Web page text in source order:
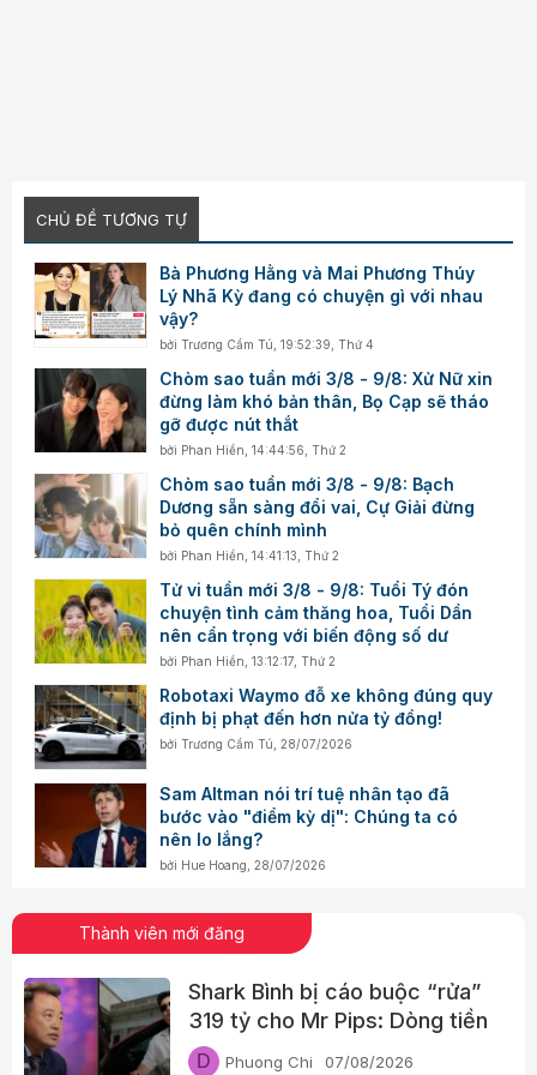
CHỦ ĐỀ TƯƠNG TỰ
Bà Phương Hằng và Mai Phương Thúy
Lý Nhã Kỳ đang có chuyện gì với nhau
vậy?
bởiTrương Cẩm Tú ,19:52:39, Thứ 4
Chòm sao tuần mới 3/8 - 9/8: Xử Nữ xin
đừng làm khó bản thân, Bọ Cạp sẽ tháo
gỡ được nút thắt
bởi Phan Hiền ,14:44:56, Thứ 2
Chòm sao tuần mới 3/8 - 9/8: Bạch
Dương sẵn sàng đổi vai, Cự Giải đừng
bỏ quên chính mình
bởi Phan Hiền ,14:41:13, Thứ 2
Tử vi tuần mới 3/8 - 9/8: Tuổi Tý đón
chuyện tình cảm thăng hoa, Tuổi Dần
nên cẩn trọng với biến động số dư
bởi Phan Hiền ,13:12:17, Thứ 2
Robotaxi Waymo đỗ xe không đúng quy
định bị phạt đến hơn nửa tỷ đồng!
bởiTrương Cẩm Tú ,28/07/2026
Sam Altman nói trí tuệ nhân tạo đã
bước vào "điểm kỳ dị": Chúng ta có
nên lo lắng?
bởi Hue Hoang ,28/07/2026
Thành viên mới đăng
Shark Bình bị cáo buộc “rửa”
319 tỷ cho Mr Pips: Dòng tiền
đã đi qua Ngân Lượng như thế
D Phuong Chi 07/08/2026